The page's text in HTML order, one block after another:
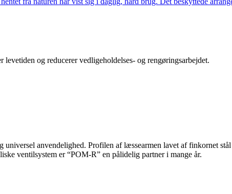
og reducerer vedligeholdelses- og rengøringsarbejdet.
anvendelighed. Profilen af ​​læssearmen lavet af finkornet
ventilsystem er “POM-R” en pålidelig partner i mange år.